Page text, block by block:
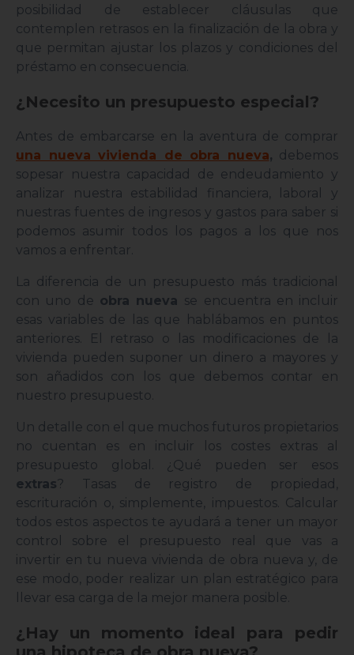
posibilidad de establecer cláusulas que
contemplen retrasos en la finalización de la obra y
que permitan ajustar los plazos y condiciones del
préstamo en consecuencia.
¿Necesito un presupuesto especial?
Antes de embarcarse en la aventura de comprar
una nueva vivienda de obra nueva, debemos
sopesar nuestra capacidad de endeudamiento y
analizar nuestra estabilidad financiera, laboral y
nuestras fuentes de ingresos y gastos para saber si
podemos asumir todos los pagos a los que nos
vamos a enfrentar.
La diferencia de un presupuesto más tradicional
con uno de obra nueva se encuentra en incluir
esas variables de las que hablábamos en puntos
anteriores. El retraso o las modificaciones de la
vivienda pueden suponer un dinero a mayores y
son añadidos con los que debemos contar en
nuestro presupuesto.
Un detalle con el que muchos futuros propietarios
no cuentan es en incluir los costes extras al
presupuesto global. ¿Qué pueden ser esos
extras? Tasas de registro de propiedad,
escrituración o, simplemente, impuestos. Calcular
todos estos aspectos te ayudará a tener un mayor
control sobre el presupuesto real que vas a
invertir en tu nueva vivienda de obra nueva y, de
ese modo, poder realizar un plan estratégico para
llevar esa carga de la mejor manera posible.
¿Hay un momento ideal para pedir